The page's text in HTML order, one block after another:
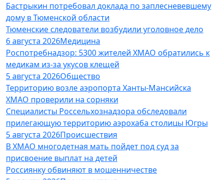
Бастрыкин потребовал доклада по заплесневевшему
дому в Тюменской области
Тюменские следователи возбудили уголовное дело
6 августа 2026Медицина
Роспотребнадзор: 5300 жителей ХМАО обратились к
медикам из-за укусов клещей
5 августа 2026Общество
Территорию возле аэропорта Ханты-Мансийска
ХМАО проверили на сорняки
Специалисты Россельхознадзора обследовали
прилегающую территорию аэрохаба столицы Югры
5 августа 2026Происшествия
В ХМАО многодетная мать пойдет под суд за
присвоение выплат на детей
Россиянку обвиняют в мошенничестве